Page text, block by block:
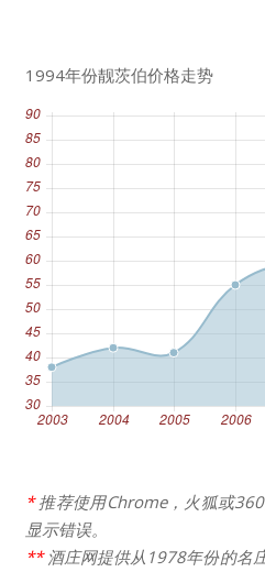
1994年份靓茨伯价格走势
*推荐使用Chrome，火狐或
显示错误。
** 酒庄网提供从1978年份的名